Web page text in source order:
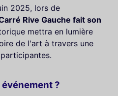
2025, lors de
Rive Gauche fait son
mettra en lumière
de l'art à travers une
?